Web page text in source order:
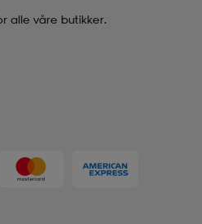
alle våre butikker.